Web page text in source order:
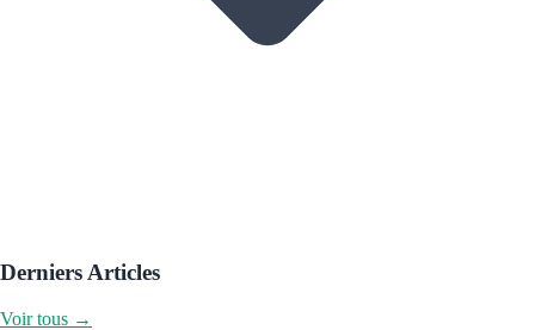
Derniers Articles
Voir tous →